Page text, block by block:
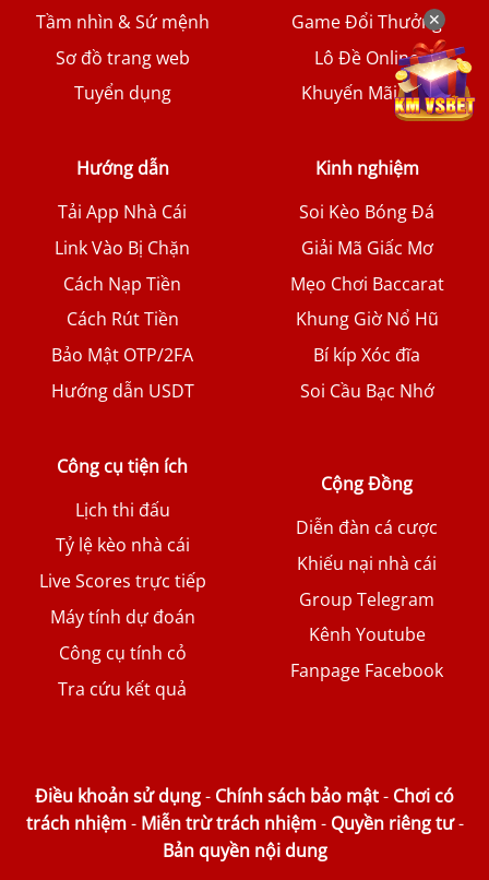
Tầm nhìn & Sứ mệnh
Sơ đồ trang web
Tuyển dụng
Game Đổi Thưởng
Lô Đề Online
Khuyến Mãi Hot
Hướng dẫn
Tải App Nhà Cái
Link Vào Bị Chặn
Cách Nạp Tiền
Cách Rút Tiền
Bảo Mật OTP/2FA
Hướng dẫn USDT
Kinh nghiệm
Soi Kèo Bóng Đá
Giải Mã Giấc Mơ
Mẹo Chơi Baccarat
Khung Giờ Nổ Hũ
Bí kíp Xóc đĩa
Soi Cầu Bạc Nhớ
Công cụ tiện ích
Lịch thi đấu
Tỷ lệ kèo nhà cái
Live Scores trực tiếp
Máy tính dự đoán
Công cụ tính cỏ
Tra cứu kết quả
Cộng Đồng
Diễn đàn cá cược
Khiếu nại nhà cái
Group Telegram
Kênh Youtube
Fanpage Facebook
Điều khoản sử dụng- Chính sách bảo mật- Chơi có
trách nhiệm- Miễn trừ trách nhiệm- Quyền riêng tư-
Bản quyền nội dung
✕